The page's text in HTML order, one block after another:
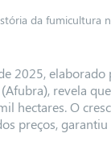
da fumicultura
2025, elaborado
revela
hectares. O
preços,